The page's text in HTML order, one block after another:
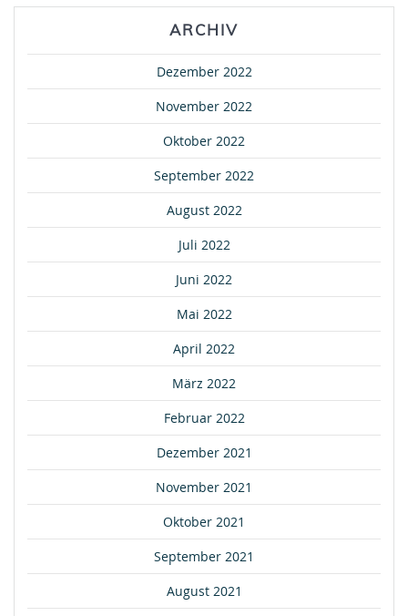
ARCHIV
Dezember 2022
November 2022
Oktober 2022
September 2022
August 2022
Juli 2022
Juni 2022
Mai 2022
April 2022
März 2022
Februar 2022
Dezember 2021
November 2021
Oktober 2021
September 2021
August 2021